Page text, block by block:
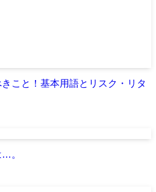
こと！基本用語とリスク・リタ
。